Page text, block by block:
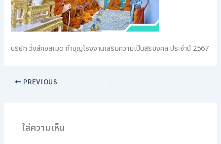
บริษัท วิ้งส์คอสเมด ทำบุญโรงงานเสริมความเป็นสิริมงคล ประจำปี 2567
PREVIOUS
ใส่ความเห็น